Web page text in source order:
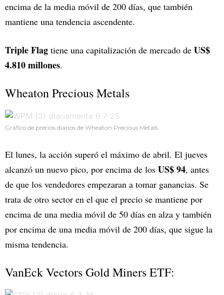
encima de la media móvil de 200 días, que también
mantiene una tendencia ascendente.
Triple Flag tiene una capitalización de mercado de US$
4.810 millones.
Wheaton Precious Metals
Gráfico de precios diarios de Wheaton Precious Metals.
El lunes, la acción superó el máximo de abril. El jueves
alcanzó un nuevo pico, por encima de los US$ 94, antes
de que los vendedores empezaran a tomar ganancias. Se
trata de otro sector en el que el precio se mantiene por
encima de una media móvil de 50 días en alza y también
por encima de una media móvil de 200 días, que sigue la
misma tendencia.
VanEck Vectors Gold Miners ETF: